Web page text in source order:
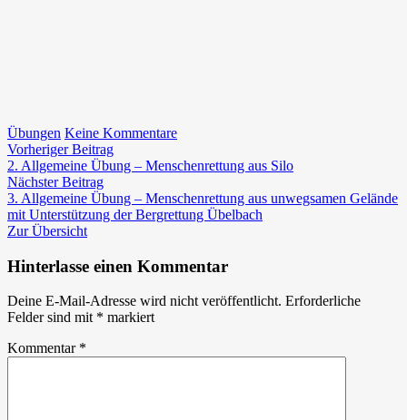
Übungen Keine Kommentarezu
im
Stübing
Beitragsnavigation
Vorheriger BeitragVorheriger
Beitrag:
2. Allgemeine Übung – Menschenrettung aus Silo
Nächster BeitragNächster
Beitrag:
3. Allgemeine Übung – Menschenrettung aus unwegsamen Gelände
mit Unterstützung der Bergrettung Übelbach
Zur Übersicht
Hinterlasse einen Kommentar
Deine E-Mail-Adresse wird nicht veröffentlicht. Erforderliche
Felder sind mit * markiert
Kommentar *